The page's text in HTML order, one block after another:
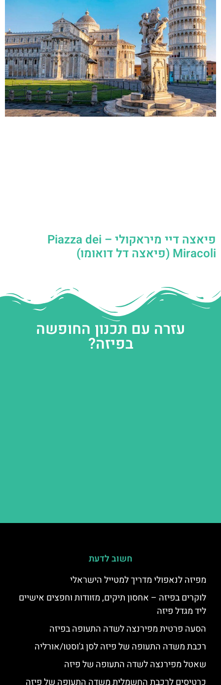
פיאצה דיי מיראקולי – Piazza dei
Miracoli (פיאצה דל דואומו)
עזרה עם תכנון החופשה
בפיזה?
חשוב לדעת
מפיזה לנאפולי מדריך למטייל הישראלי
לוקרים בפיזה – אחסון תיקים, מזוודות וחפצים אישיים
ליד מגדל פיזה
הסעה פרטית מפירנצה לשדה התעופה בפיזה
רכבת משדה התעופה של פיזה לסן ג'וסטו/אורליה
שאטל מפירנצה לשדה התעופה של פיזה
כרטיסים לרכבת החשמלית משדה התעופה של פיזה